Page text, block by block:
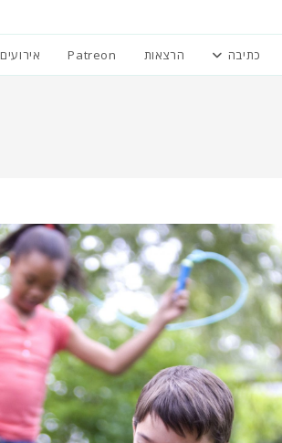
כתיבה הרצאות Patreon אירועים